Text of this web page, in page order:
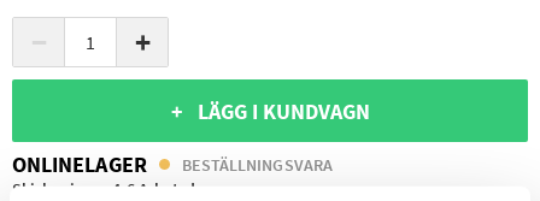
− +
+ LÄGG I KUNDVAGN
ONLINELAGER
BESTÄLLNINGSVARA
Skickas inom 4-6 Arbetsdagar